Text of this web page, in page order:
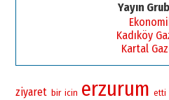
Yayın
Kadıköy
Kartal
ziyaret bir icin erzurum etti